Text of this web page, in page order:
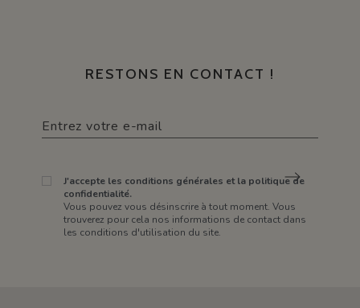
RESTONS EN CONTACT !
J'accepte les conditions générales et la politique de
confidentialité.
Vous pouvez vous désinscrire à tout moment. Vous
trouverez pour cela nos informations de contact dans
les conditions d'utilisation du site.